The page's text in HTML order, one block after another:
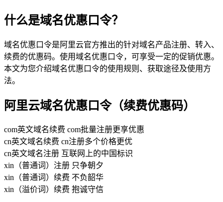
什么是域名优惠口令？
域名优惠口令是阿里云官方推出的针对域名产品注册、转入、
续费的优惠码。使用域名优惠口令，可享受一定的促销优惠。
本文为您介绍域名优惠口令的使用规则、获取途径及使用方
法。
阿里云域名优惠口令（续费优惠码）
com英文域名续费 com批量注册更享优惠
cn英文域名续费 cn注册多个价格更优
cn英文域名注册 互联网上的中国标识
xin（普通词）注册 只争朝夕
xin（普通词）续费 不负韶华
xin（溢价词）续费 抱诚守信